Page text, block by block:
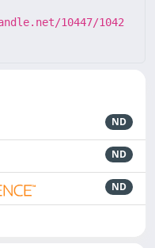
10447/1042
ND
ND
ND